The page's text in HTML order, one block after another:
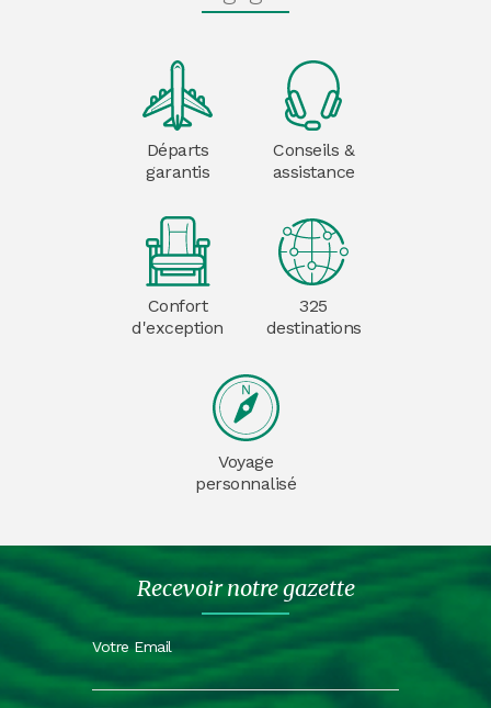
Départs
garantis
Conseils &
assistance
Confort
d'exception
325
destinations
Voyage
personnalisé
Recevoir notre gazette
Votre Email